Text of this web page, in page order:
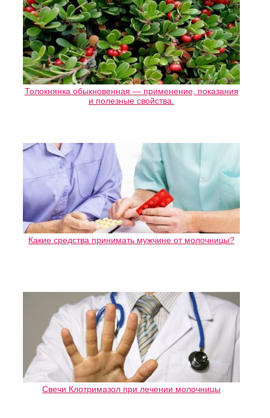
Толокнянка обыкновенная — применение, показания
и полезные свойства.
Какие средства принимать мужчине от молочницы?
Свечи Клотримазол при лечении молочницы